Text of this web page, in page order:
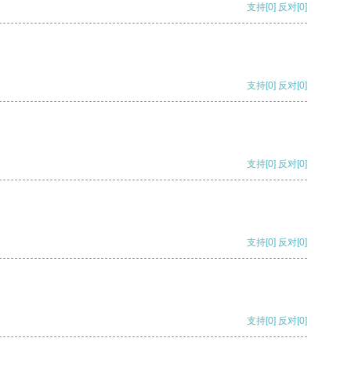
支持[0] 反对[0]
支持[0] 反对[0]
支持[0] 反对[0]
支持[0] 反对[0]
支持[0] 反对[0]